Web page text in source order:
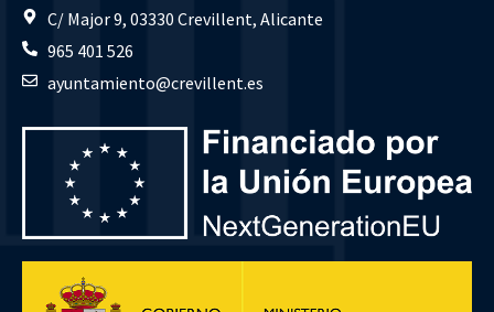
C/ Major 9, 03330 Crevillent, Alicante
965 401 526
ayuntamiento@crevillent.es